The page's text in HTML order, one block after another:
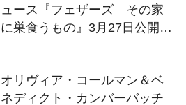
ュース『フェザーズ その家
に巣食うもの』3月27日公開決
オリヴィア・コールマン＆ベ
ネディクト・カンバーバッチ